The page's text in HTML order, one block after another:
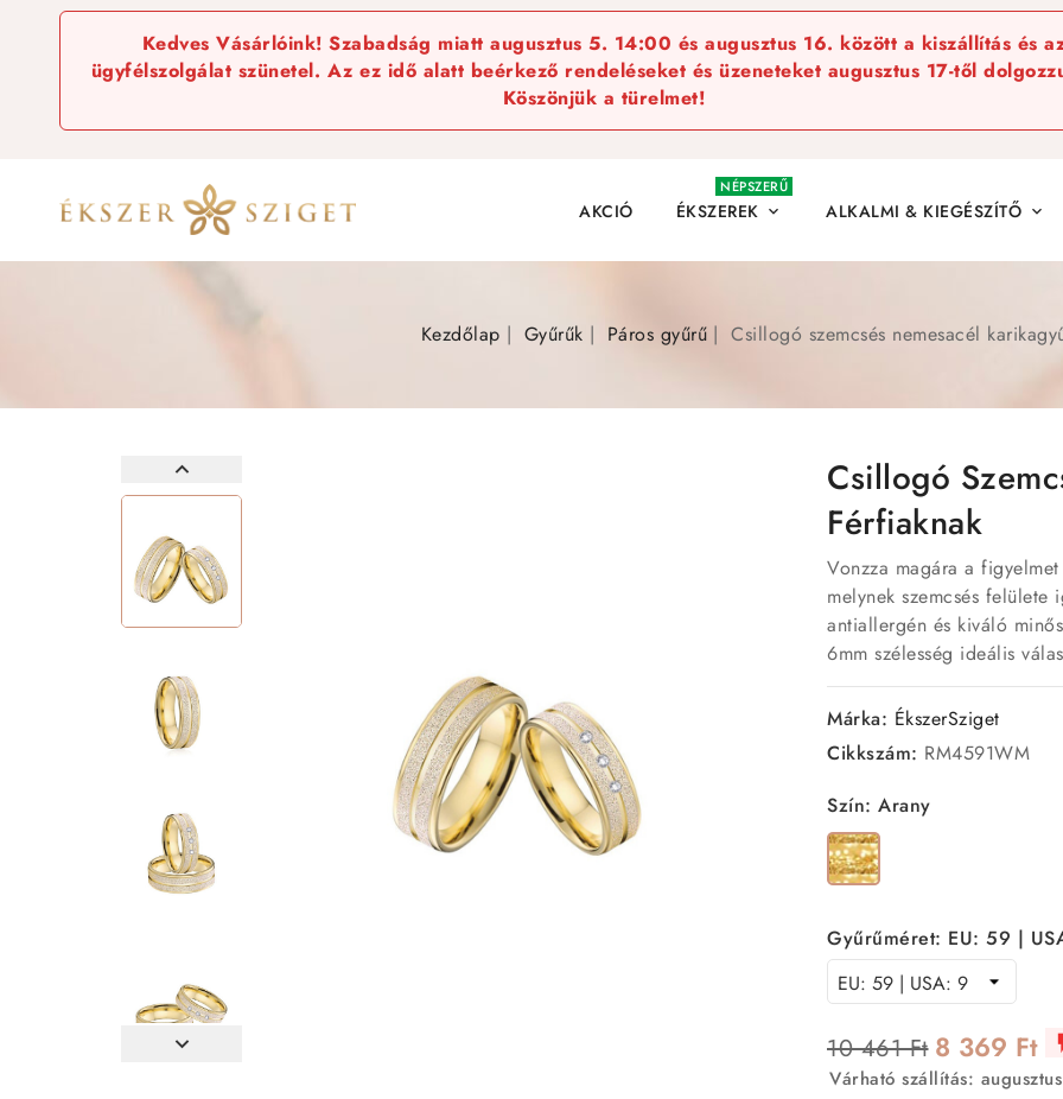
Kedves Vásárlóink! Szabadság miatt augusztus 5. 14:00 és augusztus 16. között a kiszállítás és
ügyfélszolgálat szünetel. Az ez idő alatt beérkező rendeléseket és üzeneteket augusztus 17-től
Köszönjük a türelmet!
AKCIÓ ÉKSZEREK 
NÉPSZERŰ
ALKALMI & KIEGÉSZÍTŐ 
Kezdőlap Gyűrűk Páros gyűrű Csillogó szemcsés nemesacél
Csillogó
Férfiaknak
Vonzza magára a
melynek szemcsés
antiallergén és kiváló
6mm szélesség ideális
Márka: ÉkszerSziget
Cikkszám: RM4591WM
Szín: Arany
Arany
Gyűrűméret: EU: 59 |
10 461 Ft 8 369 Ft
Várható szállítás: